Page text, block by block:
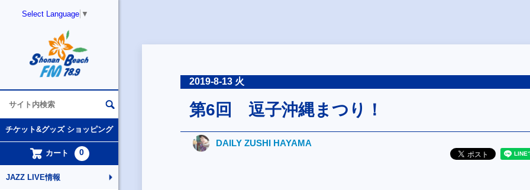
Select Language ▼
チケット&グッズ ショッピング
カート 0
JAZZ LIVE情報
2019-8-13 火
第6回 逗子沖縄まつり！
DAILY ZUSHI HAYAMA